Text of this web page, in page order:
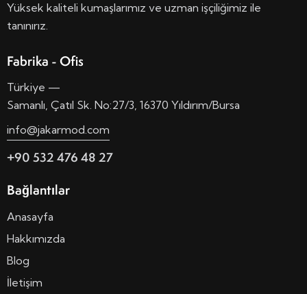
Yüksek kaliteli kumaşlarımız ve uzman işçiliğimiz ile
tanınırız.
Fabrika - Ofis
Türkiye —
Samanlı, Çatıl Sk. No:27/3, 16370 Yıldırım/Bursa
info@jakarmod.com
+90 532 476 48 27
Bağlantılar
Anasayfa
Hakkımızda
Blog
İletişim